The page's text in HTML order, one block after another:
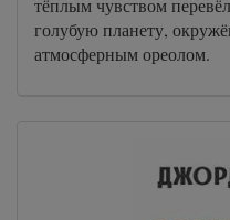
голубую планету,
атмосферным ореолом.